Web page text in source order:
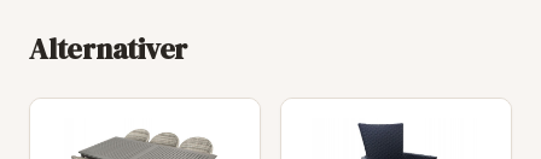
Alternativer